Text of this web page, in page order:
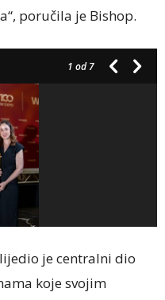
poručila je Bishop.
1 od 7
je centralni dio
koje svojim